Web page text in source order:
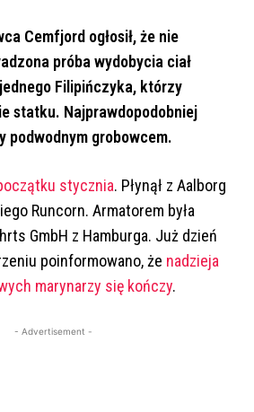
Cemfjord ogłosił, że nie
próba wydobycia ciał
Filipińczyka, którzy
statku. Najprawdopodobniej
podwodnym grobowcem.
stycznia. Płynął z Aalborg
Runcorn. Armatorem była
GmbH z Hamburga. Już dzień
poinformowano, że nadzieja
marynarzy się kończy.
- Advertisement -